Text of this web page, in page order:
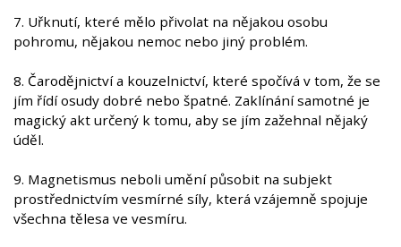
7. Uřknutí, které mělo přivolat na nějakou osobu
pohromu, nějakou nemoc nebo jiný problém.
8. Čarodějnictví a kouzelnictví, které spočívá v tom, že se
jím řídí osudy dobré nebo špatné. Zaklínání samotné je
magický akt určený k tomu, aby se jím zažehnal nějaký
úděl.
9. Magnetismus neboli umění působit na subjekt
prostřednictvím vesmírné síly, která vzájemně spojuje
všechna tělesa ve vesmíru.